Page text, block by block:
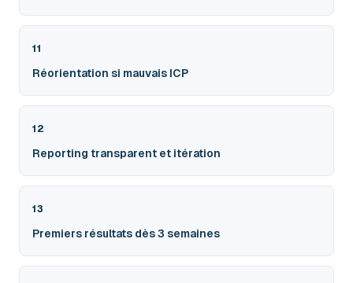
11
Réorientation si mauvais ICP
12
Reporting transparent et itération
13
Premiers résultats dès 3 semaines